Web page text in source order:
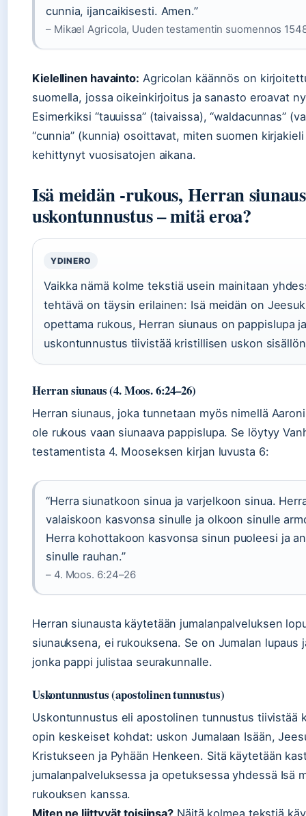
cunnia, ijancaikisesti. Amen.”
– Mikael Agricola, Uuden testamentin suomennos
Kielellinen havainto: Agricolan käännös on
suomella, jossa oikeinkirjoitus ja sanasto eroavat
Esimerkiksi “tauuissa” (taivaissa), “waldacunnas”
“cunnia” (kunnia) osoittavat, miten suomen
kehittynyt vuosisatojen aikana.
Isä meidän -rukous, Herran
uskontunnustus – mitä eroa?
YDINERO
Vaikka nämä kolme tekstiä usein mainitaan
tehtävä on täysin erilainen: Isä meidän on
opettama rukous, Herran siunaus on pappislupa
uskontunnustus tiivistää kristillisen uskon
Herran siunaus (4. Moos. 6:24–26)
Herran siunaus, joka tunnetaan myös nimellä
ole rukous vaan siunaava pappislupa. Se löytyy
testamentista 4. Mooseksen kirjan luvusta 6:
“Herra siunatkoon sinua ja varjelkoon sinua.
valaiskoon kasvonsa sinulle ja olkoon sinulle
Herra kohottakoon kasvonsa sinun puoleesi ja
sinulle rauhan.”
– 4. Moos. 6:24–26
Herran siunausta käytetään jumalanpalveluksen
siunauksena, ei rukouksena. Se on Jumalan lupaus
jonka pappi julistaa seurakunnalle.
Uskontunnustus (apostolinen tunnustus)
Uskontunnustus eli apostolinen tunnustus tiivistää
opin keskeiset kohdat: uskon Jumalaan Isään,
Kristukseen ja Pyhään Henkeen. Sitä käytetään
jumalanpalveluksessa ja opetuksessa yhdessä Isä
rukouksen kanssa.
Miten ne liittyvät toisiinsa? Näitä kolmea tekstiä